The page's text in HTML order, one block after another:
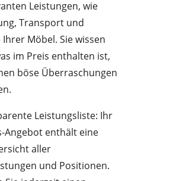
Leistungen, wie
Transport und
Möbel. Sie wissen
im Preis enthalten ist,
böse Überraschungen
Leistungsliste: Ihr
Angebot enthält eine
aller
und Positionen.